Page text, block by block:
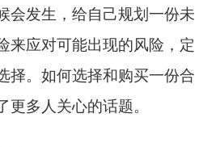
会发生，给自己规划一份未
来应对可能出现的风险，定
择。如何选择和购买一份合
更多人关心的话题。